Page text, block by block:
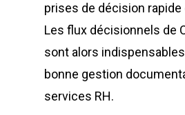
prises de décision
Les flux décisionnels de
sont alors
bonne gestion
services RH.